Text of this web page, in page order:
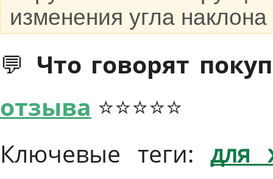
изменения угла
💬 Что говорят
отзыва ⭐⭐⭐⭐⭐
Ключевые теги:для